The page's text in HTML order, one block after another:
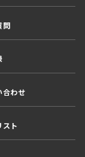
問
合わせ
スト